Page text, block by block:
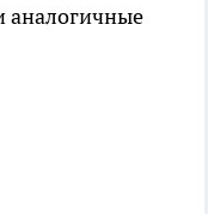
аналогичные